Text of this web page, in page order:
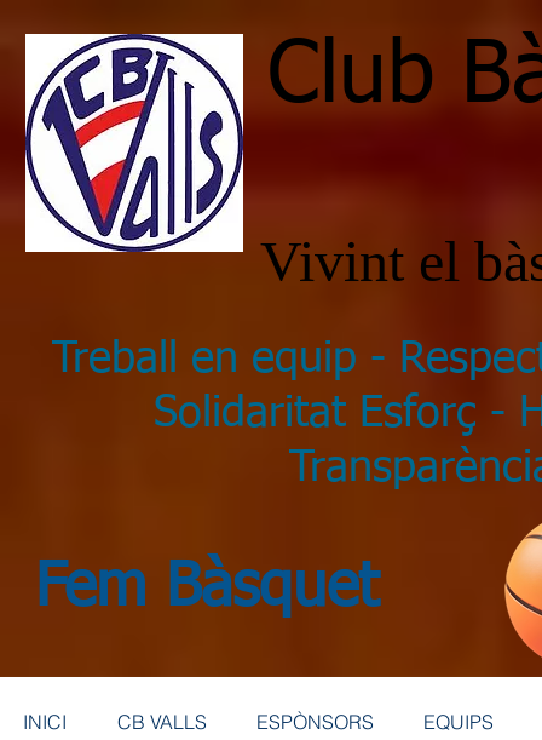
Club
Vivint el
Treball en equip -
Solidaritat Esforç -
Fem Bàsquet
INICI CB VALLS ESPÒNSORS EQUIPS